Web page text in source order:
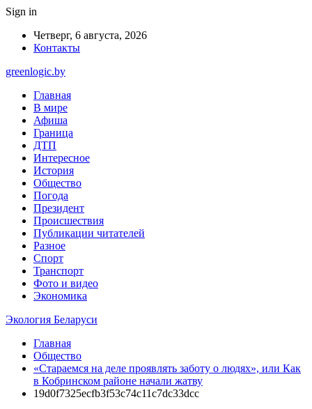
Sign in
Четверг, 6 августа, 2026
Контакты
greenlogic.by
Главная
В мире
Афиша
Граница
ДТП
Интересное
История
Общество
Погода
Президент
Происшествия
Публикации читателей
Разное
Спорт
Транспорт
Фото и видео
Экономика
Экология Беларуси
Главная
Общество
«Стараемся на деле проявлять заботу о людях», или Как
в Кобринском районе начали жатву
19d0f7325ecfb3f53c74c11c7dc33dcc